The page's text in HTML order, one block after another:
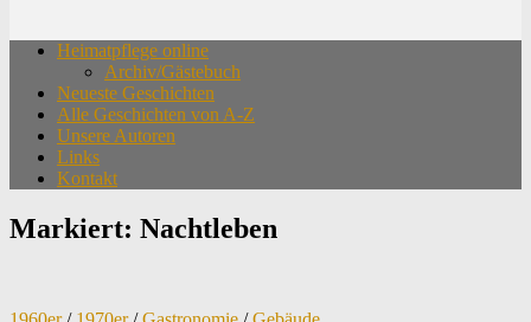
Heimatpflege online
Archiv/Gästebuch
Neueste Geschichten
Alle Geschichten von A-Z
Unsere Autoren
Links
Kontakt
Markiert: Nachtleben